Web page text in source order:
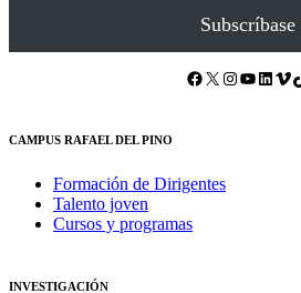
Subscríbase
Facebook X Instagram YouTube LinkedIn Vimeo TikTok
CAMPUS RAFAEL DEL PINO
Formación de Dirigentes
Talento joven
Cursos y programas
INVESTIGACIÓN